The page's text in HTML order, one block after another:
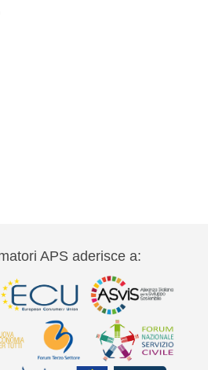
APS aderisce a: